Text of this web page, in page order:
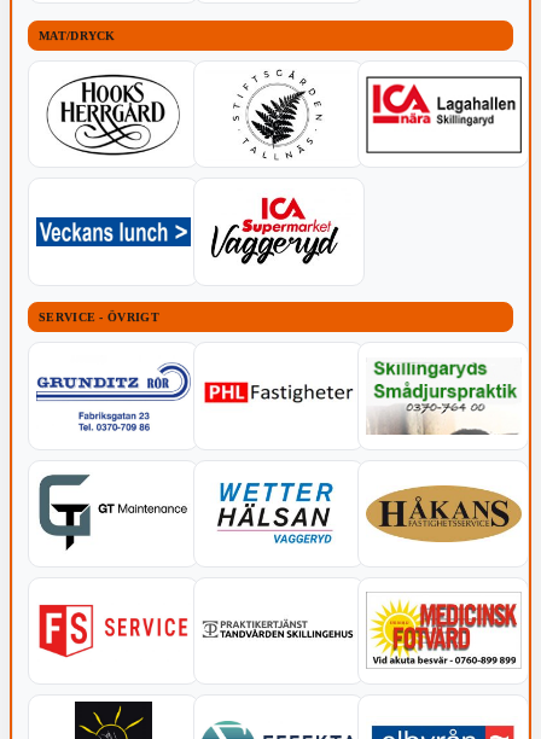
MAT/DRYCK
SERVICE - ÖVRIGT